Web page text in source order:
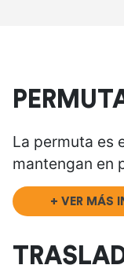
La permuta es
mantengan en
+ VER MÁS